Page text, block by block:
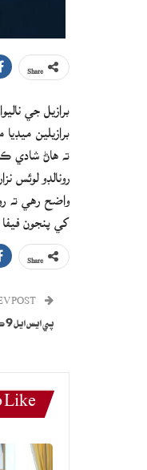
برازيل جي
ته هاڻ شادي
رونالڊو لوئس
کي پنجون فيفا
پي ايس ايل 9 ڪٿي ٿيندو؟ پي سي بي واضح ڪري ڇڏيو
Like